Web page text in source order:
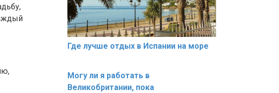
Где лучше отдых в Испании на море
Могу ли я работать в
Великобритании, пока